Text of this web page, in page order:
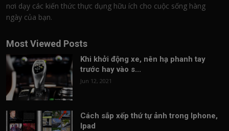
nơi dạy các kiến thức thực dụng hữu ích cho cuộc sống hàng
ngày của bạn.
Most Viewed Posts
Khi khởi động xe, nên hạ phanh tay
trước hay vào s...
Jun 12, 2021
Cách sắp xếp thứ tự ảnh trong Iphone,
Ipad